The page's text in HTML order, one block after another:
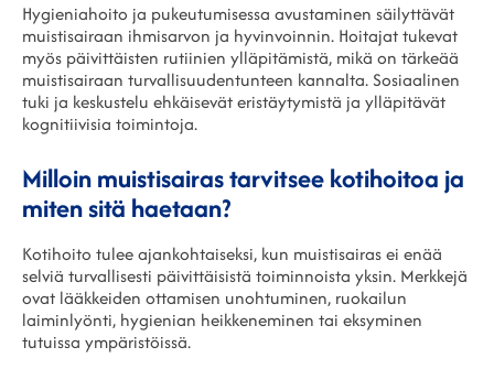
Hygieniahoito ja pukeutumisessa avustaminen säilyttävät
muistisairaan ihmisarvon ja hyvinvoinnin. Hoitajat tukevat
myös päivittäisten rutiinien ylläpitämistä, mikä on tärkeää
muistisairaan turvallisuudentunteen kannalta. Sosiaalinen
tuki ja keskustelu ehkäisevät eristäytymistä ja ylläpitävät
kognitiivisia toimintoja.
Milloin muistisairas tarvitsee kotihoitoa ja
miten sitä haetaan?
Kotihoito tulee ajankohtaiseksi, kun muistisairas ei enää
selviä turvallisesti päivittäisistä toiminnoista yksin. Merkkejä
ovat lääkkeiden ottamisen unohtuminen, ruokailun
laiminlyönti, hygienian heikkeneminen tai eksyminen
tutuissa ympäristöissä.